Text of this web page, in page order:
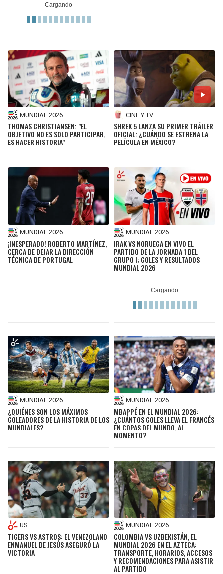
MUNDIAL 2026
THOMAS CHRISTIANSEN: "EL
OBJETIVO NO ES SOLO PARTICIPAR,
ES HACER HISTORIA"
CINE Y TV
SHREK 5 LANZA SU PRIMER TRÁILER
OFICIAL: ¿CUÁNDO SE ESTRENA LA
PELÍCULA EN MÉXICO?
MUNDIAL 2026
¡INESPERADO! ROBERTO MARTÍNEZ,
CERCA DE DEJAR LA DIRECCIÓN
TÉCNICA DE PORTUGAL
MUNDIAL 2026
IRAK VS NORUEGA EN VIVO EL
PARTIDO DE LA JORNADA 1 DEL
GRUPO I; GOLES Y RESULTADOS
MUNDIAL 2026
MUNDIAL 2026
¿QUIÉNES SON LOS MÁXIMOS
GOLEADORES DE LA HISTORIA DE LOS
MUNDIALES?
MUNDIAL 2026
MBAPPÉ EN EL MUNDIAL 2026:
¿CUÁNTOS GOLES LLEVA EL FRANCÉS
EN COPAS DEL MUNDO, AL
MOMENTO?
US
TIGERS VS ASTROS: EL VENEZOLANO
ENMANUEL DE JESÚS ASEGURÓ LA
VICTORIA
MUNDIAL 2026
COLOMBIA VS UZBEKISTÁN, EL
MUNDIAL 2026 EN EL AZTECA:
TRANSPORTE, HORARIOS, ACCESOS
Y RECOMENDACIONES PARA ASISTIR
AL PARTIDO